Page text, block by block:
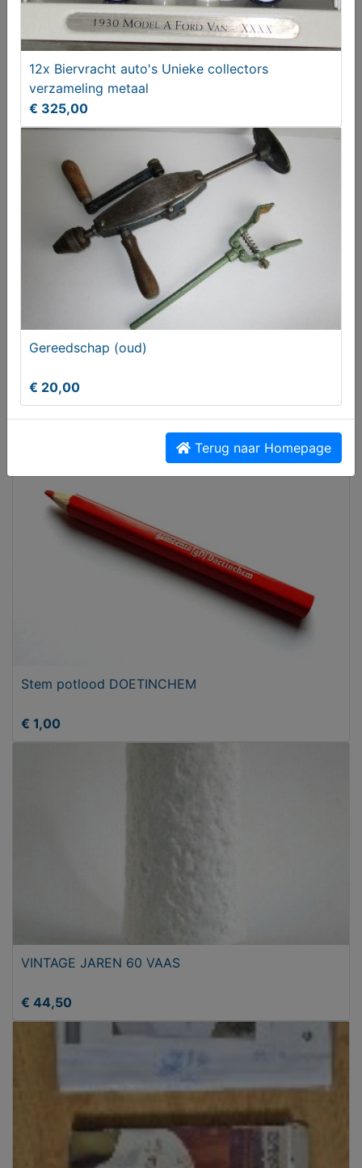
DOP voor grote kerstbal
Gezocht
Degelijke CD DVD opbergmappen voor maar liefst
4x 304 disks
Stem potlood DOETINCHEM
€ 1,00
VINTAGE JAREN 60 VAAS
€ 44,50
12x Biervracht auto's Unieke collectors
verzameling metaal
€ 325,00
Gereedschap (oud)
€ 20,00
Terug naar Homepage